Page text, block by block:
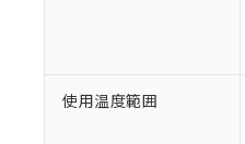
使用温度範囲